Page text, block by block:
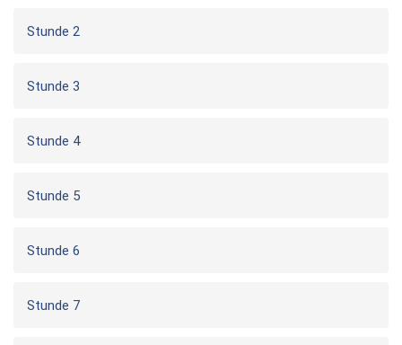
Stunde 2
Stunde 3
Stunde 4
Stunde 5
Stunde 6
Stunde 7